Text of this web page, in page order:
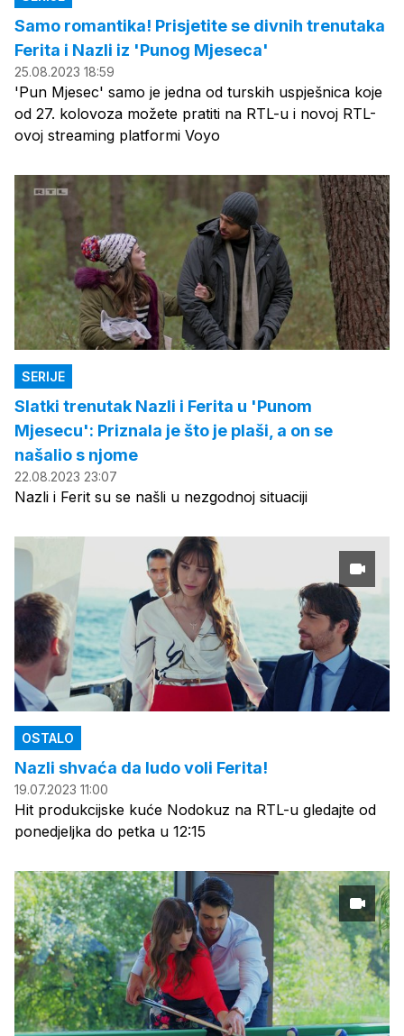
Samo romantika! Prisjetite se divnih trenutaka
Ferita i Nazli iz 'Punog Mjeseca'
25.08.2023 18:59
'Pun Mjesec' samo je jedna od turskih uspješnica koje
od 27. kolovoza možete pratiti na RTL-u i novoj RTL-
ovoj streaming platformi Voyo
SERIJE
Slatki trenutak Nazli i Ferita u 'Punom
Mjesecu': Priznala je što je plaši, a on se
našalio s njome
22.08.2023 23:07
Nazli i Ferit su se našli u nezgodnoj situaciji
OSTALO
Nazli shvaća da ludo voli Ferita!
19.07.2023 11:00
Hit produkcijske kuće Nodokuz na RTL-u gledajte od
ponedjeljka do petka u 12:15